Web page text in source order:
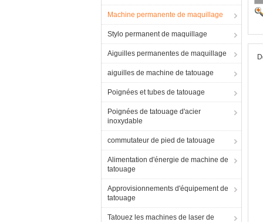
Machine permanente de maquillage
Stylo permanent de maquillage
Aiguilles permanentes de maquillage
aiguilles de machine de tatouage
Poignées et tubes de tatouage
Poignées de tatouage d'acier
inoxydable
commutateur de pied de tatouage
Alimentation d'énergie de machine de
tatouage
Approvisionnements d'équipement de
tatouage
Tatouez les machines de laser de